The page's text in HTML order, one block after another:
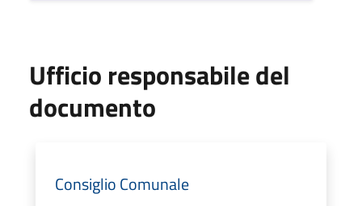
Ufficio responsabile del
documento
Consiglio Comunale